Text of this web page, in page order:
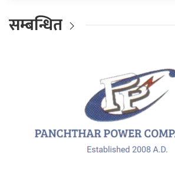
सम्बन्धित